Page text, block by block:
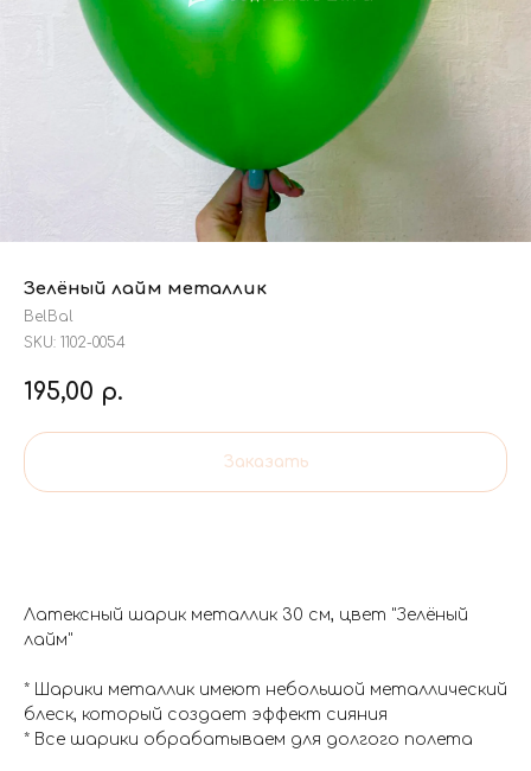
Зелёный лайм металлик
BelBal
SKU: 1102-0054
195,00 р.
Заказать
Латексный шарик металлик 30 см, цвет "Зелёный
лайм"
* Шарики металлик имеют небольшой металлический
блеск, который создает эффект сияния
* Все шарики обрабатываем для долгого полета